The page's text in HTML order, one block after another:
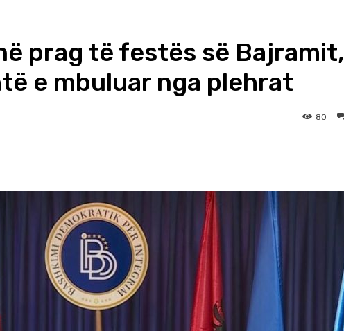
prag të festës së Bajramit,
e mbuluar nga plehrat
80